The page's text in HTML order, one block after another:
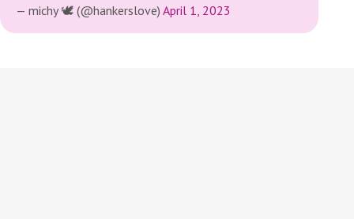
— michy 🕊️ (@hankerslove) April 1, 2023